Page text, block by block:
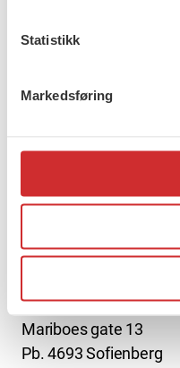
Statistikk
Markedsføring
About us (English)
FO
Mariboes gate 13
Pb. 4693 Sofienberg